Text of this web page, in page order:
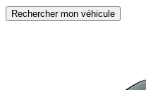
Rechercher mon véhicule